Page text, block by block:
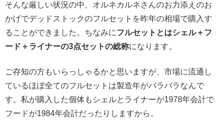
そんな厳しい状況の中、オルネカルネさんのお力添えのお
かげでデッドストックのフルセットを昨年の相場で購入す
ることができました。ちなみにフルセットとはシェル＋フ
ード＋ライナーの3点セットの総称になります。
ご存知の方もいらっしゃるかと思いますが、市場に流通し
ているほぼ全てのフルセットは製造年がバラバラなんで
す。私が購入した個体もシェルとライナーが1978年会計で
フードが1984年会計だったりしますから。